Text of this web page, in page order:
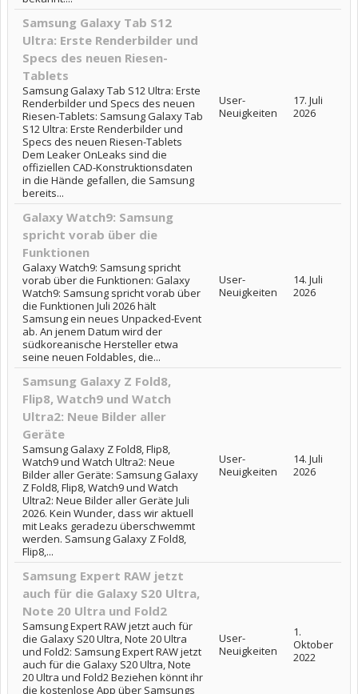
Samsung Galaxy Tab S12
Ultra: Erste Renderbilder und
Specs des neuen Riesen-
Tablets
Samsung Galaxy Tab S12 Ultra: Erste
Renderbilder und Specs des neuen
Riesen-Tablets: Samsung Galaxy Tab
S12 Ultra: Erste Renderbilder und
Specs des neuen Riesen-Tablets
Dem Leaker OnLeaks sind die
offiziellen CAD-Konstruktionsdaten
in die Hände gefallen, die Samsung
bereits...
User-
Neuigkeiten
17. Juli
2026
Galaxy Watch9: Samsung
spricht vorab über die
Funktionen
Galaxy Watch9: Samsung spricht
vorab über die Funktionen: Galaxy
Watch9: Samsung spricht vorab über
die Funktionen Juli 2026 hält
Samsung ein neues Unpacked-Event
ab. An jenem Datum wird der
südkoreanische Hersteller etwa
seine neuen Foldables, die...
User-
Neuigkeiten
14. Juli
2026
Samsung Galaxy Z Fold8,
Flip8, Watch9 und Watch
Ultra2: Neue Bilder aller
Geräte
Samsung Galaxy Z Fold8, Flip8,
Watch9 und Watch Ultra2: Neue
Bilder aller Geräte: Samsung Galaxy
Z Fold8, Flip8, Watch9 und Watch
Ultra2: Neue Bilder aller Geräte Juli
2026. Kein Wunder, dass wir aktuell
mit Leaks geradezu überschwemmt
werden. Samsung Galaxy Z Fold8,
Flip8,...
User-
Neuigkeiten
14. Juli
2026
Samsung Expert RAW jetzt
auch für die Galaxy S20 Ultra,
Note 20 Ultra und Fold2
Samsung Expert RAW jetzt auch für
die Galaxy S20 Ultra, Note 20 Ultra
und Fold2: Samsung Expert RAW jetzt
auch für die Galaxy S20 Ultra, Note
20 Ultra und Fold2 Beziehen könnt ihr
die kostenlose App über Samsungs
User-
Neuigkeiten
1.
Oktober
2022